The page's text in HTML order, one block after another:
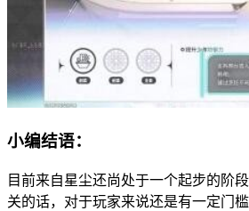
小编结语：
目前来自星尘还尚处于一个起步的阶
关的话，对于玩家来说还是有一定门槛